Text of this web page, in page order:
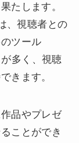
たします。
、視聴者との
ツール
多く、視聴
きます。
品やプレゼ
ことができ